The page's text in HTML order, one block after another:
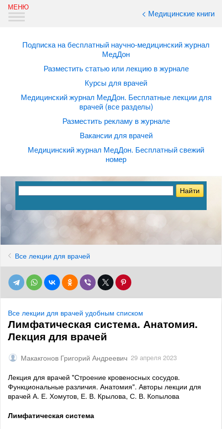
< Медицинские книги
Подписка на бесплатный научно-медицинский журнал
МедДон
Разместить статью или лекцию в журнале
Курсы для врачей
Медицинский журнал МедДон. Бесплатные лекции для
врачей (все разделы)
Разместить рекламу в журнале
Вакансии для врачей
Медицинский журнал МедДон. Бесплатный свежий
номер
Все лекции для врачей
Все лекции для врачей удобным списком
Лимфатическая система. Анатомия.
Лекция для врачей
Макакгонов Григорий Андреевич 29 апреля 2023
Лекция для врачей "Строение кровеносных сосудов.
Функциональные различия. Анатомия". Авторы лекции для
врачей А. Е. Хомутов, Е. В. Крылова, С. В. Копылова
Лимфатическая система